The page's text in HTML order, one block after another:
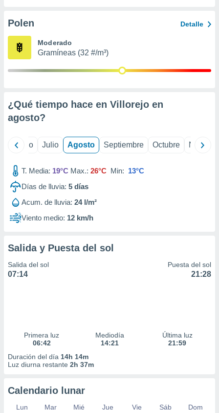
e
mediante
de
1199
Polen Detalle
Moderado
Gramíneas (32 #/m³)
¿Qué tiempo hace en Villorejo en
agosto?
Junio Julio Agosto Septiembre Octubre
T. Media: 19°C Max.: 26°C Min: 13°C
Días de lluvia: 5 días
Acum. de lluvia: 24 l/m²
Viento medio: 12 km/h
Salida y Puesta del sol
Salida del sol
07:14
Puesta del sol
21:28
Primera luz
06:42
Mediodía
14:21
Última luz
21:59
Duración del día 14h 14m
Luz diurna restante 2h 37m
Calendario lunar
Lun Mar Mié Jue Vie Sáb
Dom